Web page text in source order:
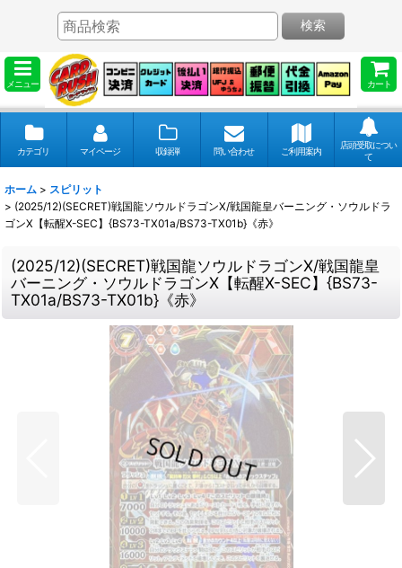
メニュー カート
検索
カテゴリ マイページ 収録弾 問い合わせ ご利用案内
店頭受取につい
て
ホーム > スピリット
> (2025/12)(SECRET)戦国龍ソウルドラゴンX/戦国龍皇バーニング・ソウルドラ
ゴンX【転醒X-SEC】{BS73-TX01a/BS73-TX01b}《赤》
(2025/12)(SECRET)戦国龍ソウルドラゴンX/戦国龍皇
バーニング・ソウルドラゴンX【転醒X-SEC】{BS73-
TX01a/BS73-TX01b}《赤》